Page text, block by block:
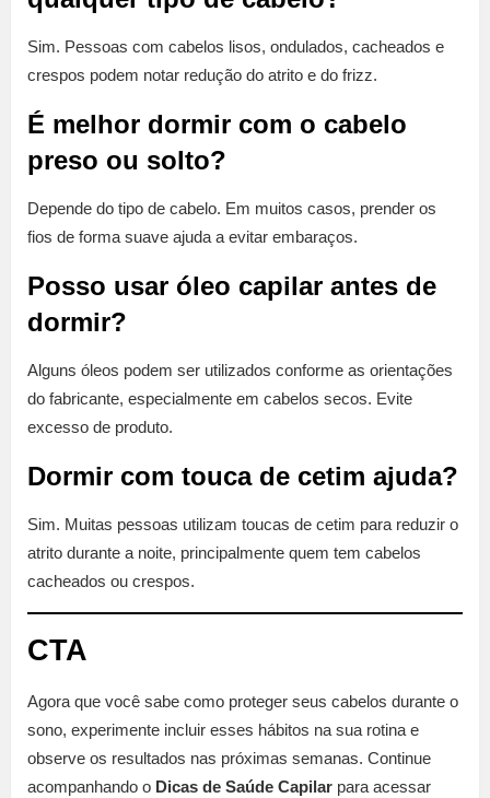
Sim. Pessoas com cabelos lisos, ondulados, cacheados e
crespos podem notar redução do atrito e do frizz.
É melhor dormir com o cabelo
preso ou solto?
Depende do tipo de cabelo. Em muitos casos, prender os
fios de forma suave ajuda a evitar embaraços.
Posso usar óleo capilar antes de
dormir?
Alguns óleos podem ser utilizados conforme as orientações
do fabricante, especialmente em cabelos secos. Evite
excesso de produto.
Dormir com touca de cetim ajuda?
Sim. Muitas pessoas utilizam toucas de cetim para reduzir o
atrito durante a noite, principalmente quem tem cabelos
cacheados ou crespos.
CTA
Agora que você sabe como proteger seus cabelos durante o
sono, experimente incluir esses hábitos na sua rotina e
observe os resultados nas próximas semanas. Continue
acompanhando o Dicas de Saúde Capilar para acessar